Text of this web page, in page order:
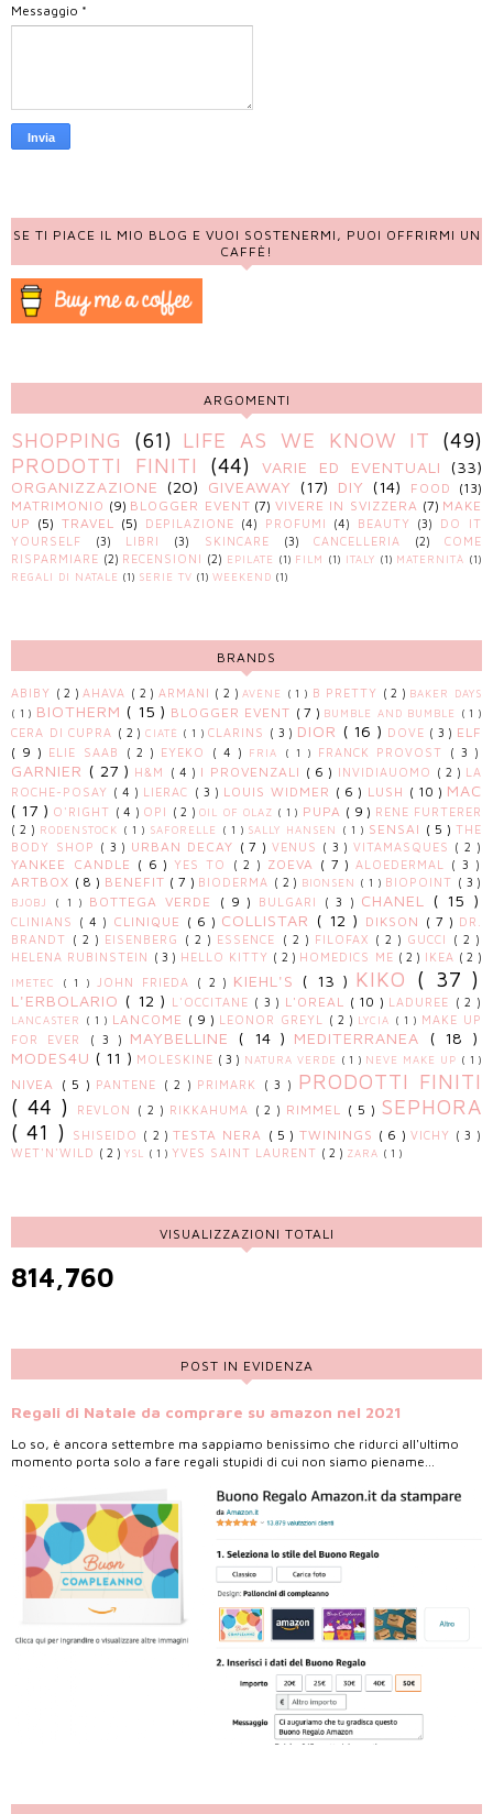
Messaggio *
SE TI PIACE IL MIO BLOG E VUOI SOSTENERMI, PUOI OFFRIRMI UN
CAFFÈ!
ARGOMENTI
SHOPPING (61) LIFE AS WE KNOW IT
(49)
PRODOTTI FINITI
(44) VARIE ED EVENTUALI
(33)
ORGANIZZAZIONE
(20) GIVEAWAY (17) DIY (14) FOOD
(13)
MATRIMONIO (9) BLOGGER EVENT (7) VIVERE IN SVIZZERA (7) MAKE
UP (5) TRAVEL (5) DEPILAZIONE (4) PROFUMI (4) BEAUTY (3)
DO IT
YOURSELF
(3) LIBRI (3) SKINCARE (3) CANCELLERIA (2)
COME
RISPARMIARE (2) RECENSIONI (2) EPILATE (1) FILM (1) ITALY (1) MATERNITÀ (1)
REGALI DI NATALE (1) SERIE TV (1) WEEKEND (1)
BRANDS
ABIBY ( 2 ) AHAVA ( 2 ) ARMANI ( 2 ) AVÈNE ( 1 ) B PRETTY ( 2 ) BAKER DAYS
( 1 ) BIOTHERM ( 15 ) BLOGGER EVENT ( 7 ) BUMBLE AND BUMBLE ( 1 )
CERA DI CUPRA ( 2 ) CIATÈ ( 1 )CLARINS ( 3 ) DIOR ( 16 ) DOVE ( 3 ) ELF
( 9 )
ELIE SAAB ( 2 ) EYEKO ( 4 ) FRIA ( 1 ) FRANCK PROVOST ( 3 )
GARNIER ( 27 ) H&M ( 4 ) I PROVENZALI ( 6 ) INVIDIAUOMO ( 2 ) LA
ROCHE-POSAY ( 4 ) LIERAC ( 3 ) LOUIS WIDMER ( 6 ) LUSH ( 10 ) MAC
( 17 ) O'RIGHT ( 4 ) OPI ( 2 )OIL OF OLAZ ( 1 ) PUPA ( 9 ) RENE FURTERER
( 2 ) RODENSTOCK ( 1 ) SAFORELLE ( 1 ) SALLY HANSEN ( 1 ) SENSAI ( 5 )THE
BODY SHOP ( 3 ) URBAN DECAY ( 7 ) VENUS ( 3 ) VITAMASQUES ( 2 )
YANKEE CANDLE ( 6 ) YES TO ( 2 ) ZOEVA ( 7 ) ALOEDERMAL ( 3 )
ARTBOX ( 8 ) BENEFIT ( 7 ) BIODERMA ( 2 ) BIONSEN ( 1 ) BIOPOINT ( 3 )
BJOBJ ( 1 ) BOTTEGA VERDE ( 9 ) BULGARI ( 3 ) CHANEL ( 15 )
CLINIANS ( 4 ) CLINIQUE ( 6 ) COLLISTAR ( 12 ) DIKSON ( 7 ) DR.
BRANDT ( 2 ) EISENBERG ( 2 ) ESSENCE ( 2 ) FILOFAX ( 2 ) GUCCI ( 2 )
HELENA RUBINSTEIN
( 3 ) HELLO KITTY ( 2 ) HOMEDICS ME ( 2 ) IKEA ( 2 )
IMETEC ( 1 ) JOHN FRIEDA ( 2 ) KIEHL'S ( 13 ) KIKO ( 37 )
L'ERBOLARIO ( 12 ) L'OCCITANE ( 3 ) L'OREAL ( 10 ) LADUREE ( 2 )
LANCASTER ( 1 ) LANCOME ( 9 ) LEONOR GREYL ( 2 ) LYCIA ( 1 ) MAKE UP
FOR EVER
( 3 ) MAYBELLINE ( 14 ) MEDITERRANEA ( 18 )
MODES4U ( 11 ) MOLESKINE ( 3 ) NATURA VERDE ( 1 ) NEVE MAKE UP ( 1 )
NIVEA ( 5 ) PANTENE ( 2 ) PRIMARK ( 3 )
PRODOTTI FINITI
( 44 )
REVLON ( 2 ) RIKKAHUMA ( 2 ) RIMMEL ( 5 ) SEPHORA
( 41 )
SHISEIDO ( 2 )TESTA NERA ( 5 ) TWININGS ( 6 ) VICHY ( 3 )
WET'N'WILD ( 2 ) YSL ( 1 ) YVES SAINT LAURENT ( 2 ) ZARA ( 1 )
VISUALIZZAZIONI TOTALI
814,760
POST IN EVIDENZA
Regali di Natale da comprare su amazon nel 2021
Lo so, è ancora settembre ma sappiamo benissimo che ridurci all'ultimo
momento porta solo a fare regali stupidi di cui non siamo piename...